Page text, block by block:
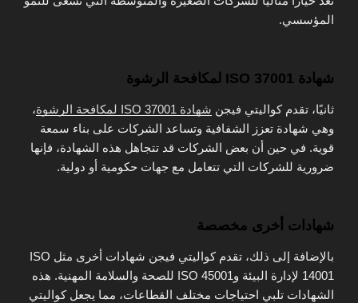
المؤسسي.
شهادة ISO 37001 لمكافحة الرشوة
ثانيًا، تقدم كواليتي فيجن شهادة ISO 37001 لمكافحة الرشوة
،
وهي شهادة تعزز الشفافية وتساعد الشركات على بناء سمعة
قوية. في حين أن بعض الشركات قد تتجاهل هذه الشهادة، فإنها
ضرورية للشركات التي تتعامل مع جهات حكومية أو دولية.
شهادات أخرى مخصصة
بالإضافة إلى ذلك، تقدم كواليتي فيجن شهادات أخرى مثل ISO
14001 لإدارة البيئة وISO 45001 للصحة والسلامة المهنية. هذه
الشهادات تلبي احتياجات مختلف القطاعات، مما يجعل كواليتي